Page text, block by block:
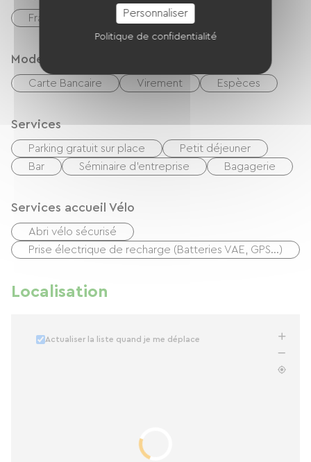
Français Anglais
Modes de paiement
Carte Bancaire Virement Espèces
Services
Parking gratuit sur place
Petit déjeuner
Bar
Séminaire d'entreprise Bagagerie
Services accueil Vélo
Abri vélo sécurisé
Prise électrique de recharge (Batteries VAE, GPS…)
Localisation
Actualiser la liste quand je me déplace
Personnaliser
Politique de confidentialité